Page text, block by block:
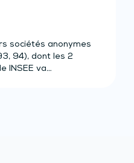
sociétés anonymes
94), dont les 2
INSEE va…